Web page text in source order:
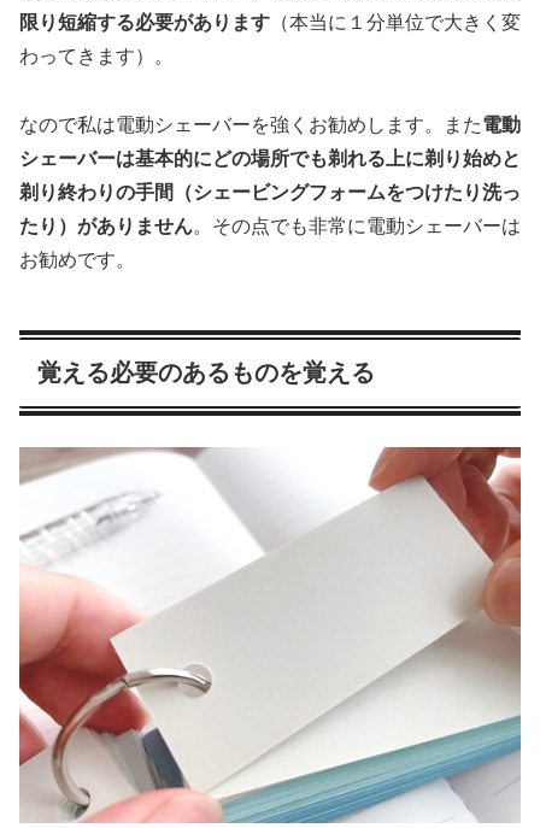
限り短縮する必要があります （本当に１分単位で大きく変
わってきます）。
なので私は電動シェーバーを強くお勧めします。また電動
シェーバーは基本的にどの場所でも剃れる上に剃り始めと
剃り終わりの手間（シェービングフォームをつけたり洗っ
たり）がありません。その点でも非常に電動シェーバーは
お勧めです。
覚える必要のあるものを覚える